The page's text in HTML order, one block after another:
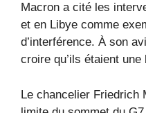
Macron a cité les
et en Libye comme
d’interférence. À son
croire qu’ils étaient une
Le chancelier Friedrich